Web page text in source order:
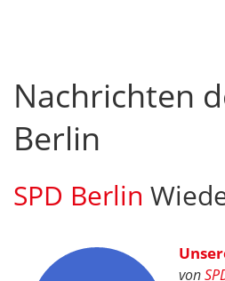
Nachrichten
Berlin
SPD Berlin
von